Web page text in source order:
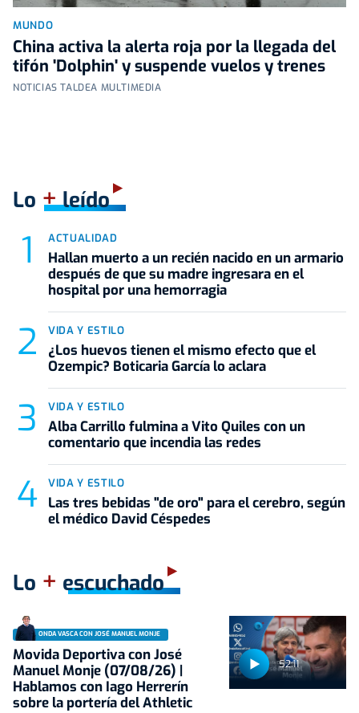
MUNDO
China activa la alerta roja por la llegada del
tifón 'Dolphin' y suspende vuelos y trenes
NOTICIAS TALDEA MULTIMEDIA
Lo +leído
ACTUALIDAD
Hallan muerto a un recién nacido en un armario
después de que su madre ingresara en el
hospital por una hemorragia
VIDA Y ESTILO
¿Los huevos tienen el mismo efecto que el
Ozempic? Boticaria García lo aclara
VIDA Y ESTILO
Alba Carrillo fulmina a Vito Quiles con un
comentario que incendia las redes
VIDA Y ESTILO
Las tres bebidas "de oro" para el cerebro, según
el médico David Céspedes
Lo + escuchado
52:11
ONDA VASCA CON JOSÉ MANUEL MONJE
Movida Deportiva con José
Manuel Monje (07/08/26) |
Hablamos con Iago Herrerín
sobre la portería del Athletic